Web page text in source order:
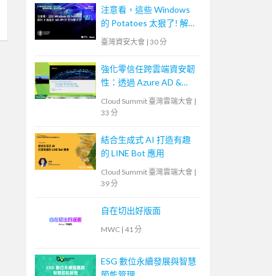
注意看，這些 Windows
的 Potatoes 太狠了! 解析
5 種基於 MS-RPCE 的攻
臺灣資安大會 | 30 分
強化零信任跨雲端資安韌
性：透過 Azure AD &
Zscaler ZPA 打造無縫且
安全的居家辦公體驗
Cloud Summit 臺灣雲端大會 |
33 分
結合生成式 AI 打造有趣
的 LINE Bot 應用
Cloud Summit 臺灣雲端大會 |
39 分
自在切出好版面
MWC | 41 分
ESG 數位永續發展與智慧